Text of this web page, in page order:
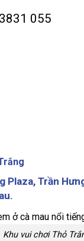
055
Plaza, Trần
Khu vui chơi Thỏ